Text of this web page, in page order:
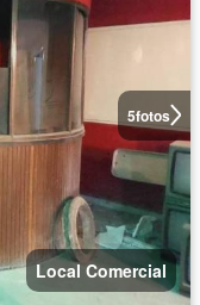
5fotos
Local Comercial